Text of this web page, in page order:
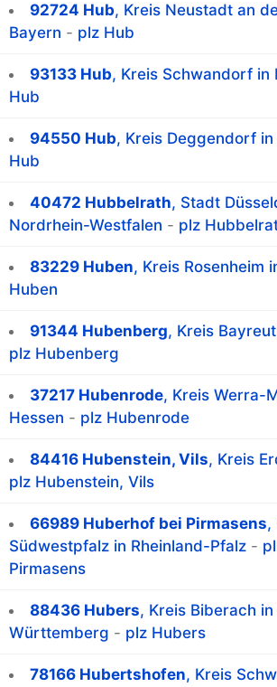
92724 Hub, Kreis Neustadt an
Bayern - plz Hub
93133 Hub, Kreis Schwandorf in
Hub
94550 Hub, Kreis Deggendorf in
Hub
40472 Hubbelrath, Stadt
Nordrhein-Westfalen - plz
83229 Huben, Kreis Rosenheim
Huben
91344 Hubenberg, Kreis
plz Hubenberg
37217 Hubenrode, Kreis Werra-
Hessen - plz Hubenrode
84416 Hubenstein, Vils, Kreis
plz Hubenstein, Vils
66989 Huberhof bei Pirmasens,
Südwestpfalz in Rheinland-Pfalz -
Pirmasens
88436 Hubers, Kreis Biberach
Württemberg - plz Hubers
78166 Hubertshofen, Kreis